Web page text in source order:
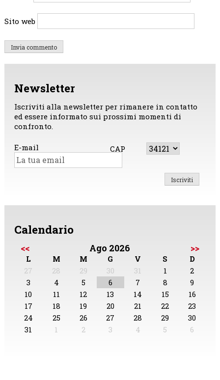
Sito web
Newsletter
Iscriviti alla newsletter per rimanere in contatto
ed essere informato sui prossimi momenti di
confronto.
E-mail CAP
Calendario
<< Ago 2026 >>
L M M G V S
D
27
28 29 30 31 1
2
3
4 5 6 7 8
9
10
11 12 13 14 15
16
17
18 19 20 21 22
23
24
25 26 27 28 29
30
31
1 2 3 4 5 6